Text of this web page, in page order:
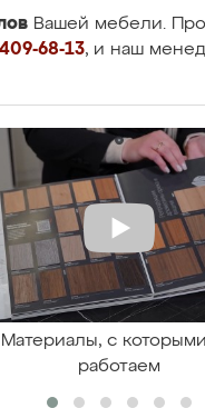
Вашей мебели.
68-13, и наш
Материалы, с
работаем